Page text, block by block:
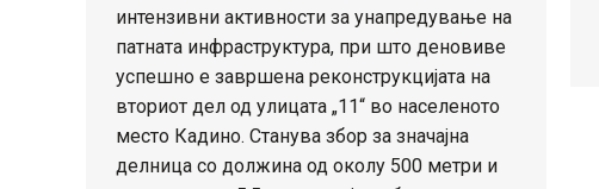
интензивни активности за унапредување на
патната инфраструктура, при што деновиве
успешно е завршена реконструкцијата на
вториот дел од улицата „11“ во населеното
место Кадино. Станува збор за значајна
делница со должина од околу 500 метри и